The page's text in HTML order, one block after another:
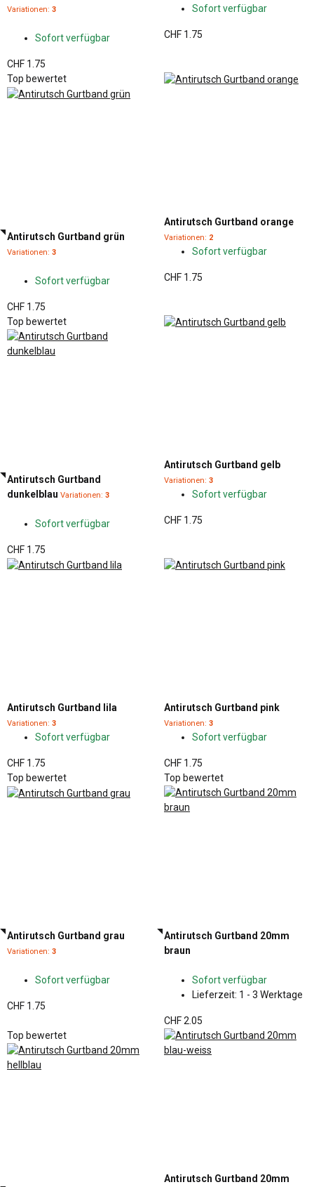
Variationen: 3
Sofort verfügbar
CHF 1.75
Sofort verfügbar
CHF 1.75
Top bewertet
Antirutsch Gurtband grün
Variationen: 3
Sofort verfügbar
CHF 1.75
Antirutsch Gurtband orange
Variationen: 2
Sofort verfügbar
CHF 1.75
Top bewertet
Antirutsch Gurtband
dunkelblau Variationen: 3
Sofort verfügbar
CHF 1.75
Antirutsch Gurtband gelb
Variationen: 3
Sofort verfügbar
CHF 1.75
Antirutsch Gurtband lila
Variationen: 3
Sofort verfügbar
CHF 1.75
Antirutsch Gurtband pink
Variationen: 3
Sofort verfügbar
CHF 1.75
Top bewertet
Antirutsch Gurtband grau
Variationen: 3
Sofort verfügbar
CHF 1.75
Top bewertet
Antirutsch Gurtband 20mm
braun
Sofort verfügbar
Lieferzeit: 1 - 3 Werktage
CHF 2.05
Top bewertet
Antirutsch Gurtband 20mm